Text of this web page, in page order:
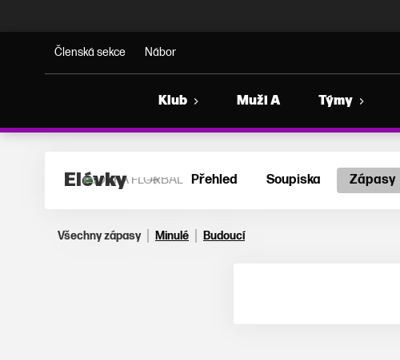
Členská sekce Nábor
Klub Muži A Týmy
Elévky Přehled Soupiska Zápasy
Všechny zápasy Minulé Budoucí